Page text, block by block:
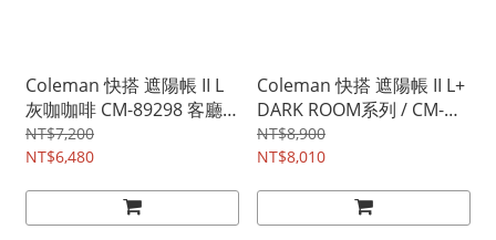
Coleman 快搭 遮陽帳 II L
灰咖咖啡 CM-89298 客廳
帳
NT$7,200
NT$6,480
Coleman 快搭 遮陽帳 II L+
DARK ROOM系列 / CM-
38824
NT$8,900
NT$8,010